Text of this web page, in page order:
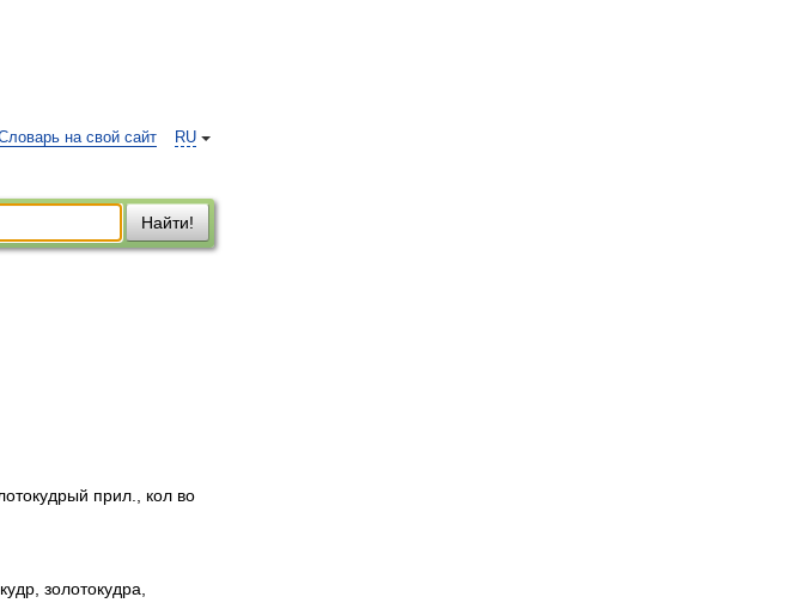
RU
на свой сайт
Найти!
прил., кол во
золотокудра,